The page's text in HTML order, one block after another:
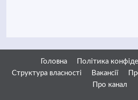
Головна
Політика
Структура власності
Вакансії
Про канал